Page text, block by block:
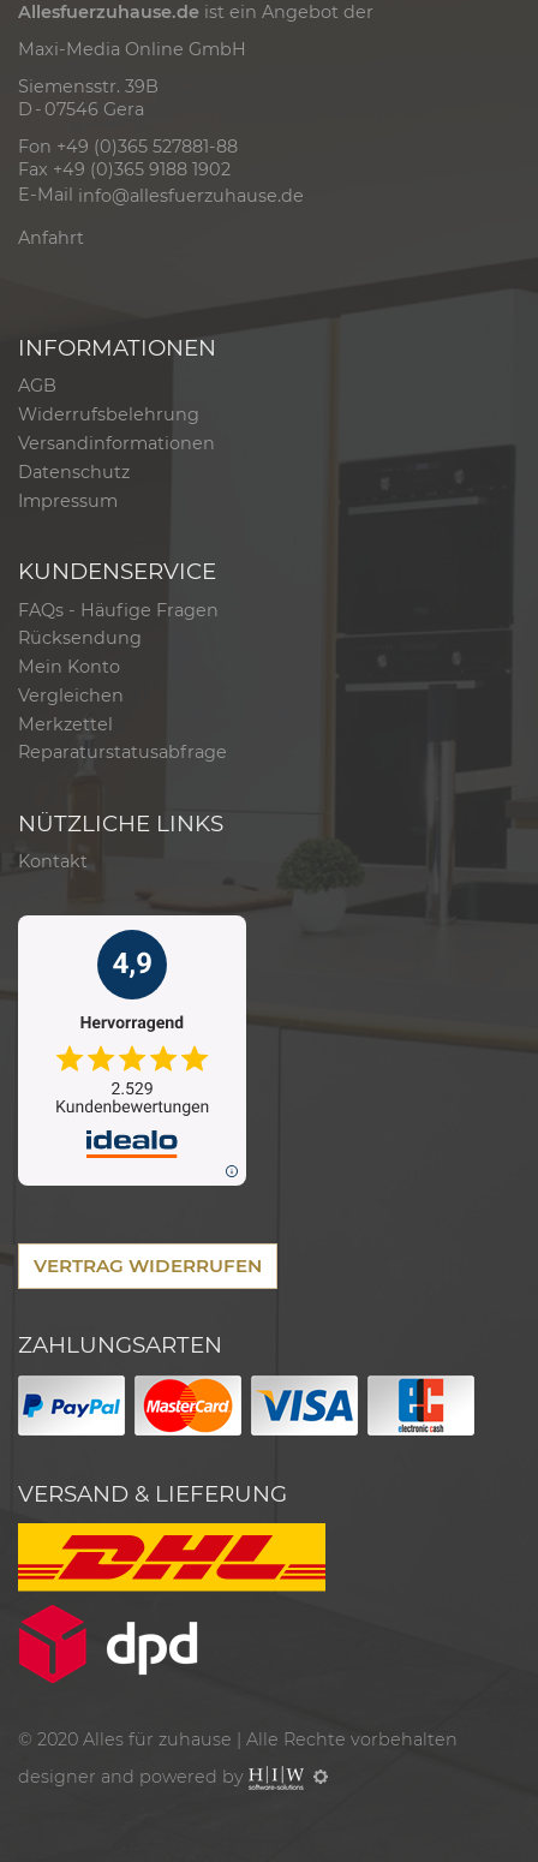
Allesfuerzuhause.de ist ein Angebot der
Maxi-Media Online GmbH
Siemensstr. 39B
D - 07546 Gera
Fon +49 (0)365 527881-88
Fax +49 (0)365 9188 1902
E-Mail info@allesfuerzuhause.de
Anfahrt
INFORMATIONEN
AGB
Widerrufsbelehrung
Versandinformationen
Datenschutz
Impressum
KUNDENSERVICE
FAQs - Häufige Fragen
Rücksendung
Mein Konto
Vergleichen
Merkzettel
Reparaturstatusabfrage
NÜTZLICHE LINKS
Kontakt
VERTRAG WIDERRUFEN
ZAHLUNGSARTEN
VERSAND & LIEFERUNG
© 2020 Alles für zuhause | Alle Rechte vorbehalten
designer and powered by